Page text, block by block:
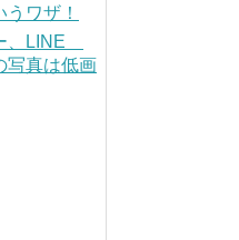
ワザ！
、LINE
写真は低画